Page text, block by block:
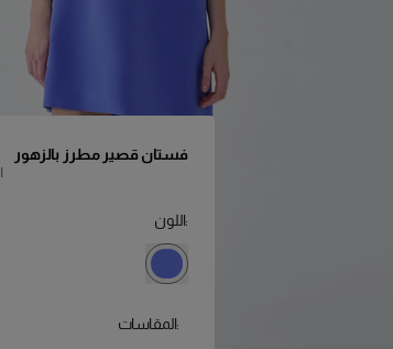
فستان قصير مطرز بالزهور
:اللون
:المقاسات